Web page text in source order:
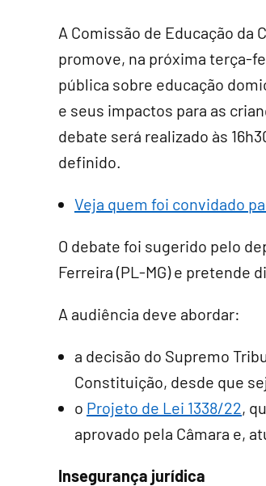
A Comissão de Educação da
promove, na próxima terça-
pública sobre educação
e seus impactos para as
debate será realizado às
definido.
Veja quem foi convidado
O debate foi sugerido pelo
Ferreira (PL-MG) e pretende
A audiência deve abordar:
a decisão do Supremo
Constituição, desde que
o Projeto de Lei 1338/22,
aprovado pela Câmara e,
Insegurança jurídica